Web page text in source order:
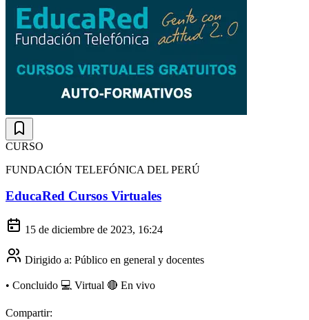
CURSO
FUNDACIÓN TELEFÓNICA DEL PERÚ
EducaRed Cursos Virtuales
15 de diciembre de 2023, 16:24
Dirigido a: Público en general y docentes
• Concluido 💻 Virtual 🔴 En vivo
Compartir: